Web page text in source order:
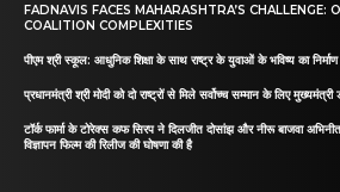
FADNAVIS FACES MAHARASHTRA’S
COALITION COMPLEXITIES
पीएम श्री स्कूल: आधुनिक शिक्षा के साथ राष्ट्र के युवाओं के भविष्य का निर्माण
प्रधानमंत्री श्री मोदी को दो राष्ट्रों से मिले सर्वोच्च सम्मान के लिए
टॉर्क फार्मा के टोरेक्स कफ सिरप ने दिलजीत दोसांझ और नीरू बाजवा
विज्ञापन फिल्म की रिलीज की घोषणा की है